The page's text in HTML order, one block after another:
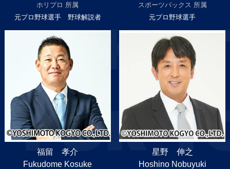
ホリプロ 所属
元プロ野球選手 野球解説者
スポーツバックス 所属
元プロ野球選手
福留 孝介
Fukudome Kosuke
星野 伸之
Hoshino Nobuyuki
FOR